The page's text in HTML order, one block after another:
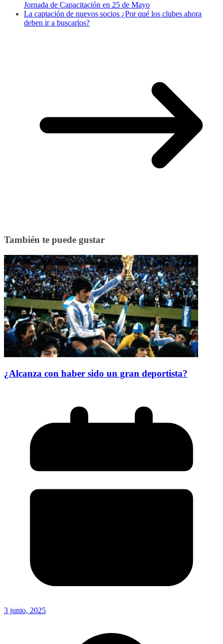
Jornada de Capacitación en 25 de Mayo
La captación de nuevos socios ¿Por qué los clubes ahora
deben ir a buscarlos?
También te puede gustar
¿Alcanza con haber sido un gran deportista?
3 junio, 2025